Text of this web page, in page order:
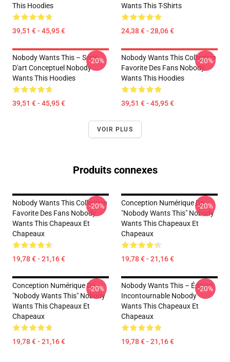
This Hoodies
39,51 € - 45,95 €
Wants This T-Shirts
24,38 € - 28,06 €
Nobody Wants This – Série
D'art Conceptuel Nobody
Wants This Hoodies
39,51 € - 45,95 €
-20%
Nobody Wants This Collection
Favorite Des Fans Nobody
Wants This Hoodies
39,51 € - 45,95 €
-20%
VOIR PLUS
Produits connexes
Nobody Wants This Collection
Favorite Des Fans Nobody
Wants This Chapeaux Et
Chapeaux
19,78 € - 21,16 €
-20%
Conception Numérique De
"Nobody Wants This" Nobody
Wants This Chapeaux Et
Chapeaux
19,78 € - 21,16 €
-20%
Conception Numérique De
"Nobody Wants This" Nobody
Wants This Chapeaux Et
Chapeaux
19,78 € - 21,16 €
-20%
Nobody Wants This – Édition
Incontournable Nobody
Wants This Chapeaux Et
Chapeaux
19,78 € - 21,16 €
-20%